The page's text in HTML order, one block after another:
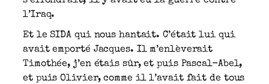
l’Iraq.
Et le SIDA qui nous hantait. C’était lui qui
avait emporté Jacques. Il m’enlèverait
Timothée, j’en étais sûr, et puis Pascal-Abel,
et puis Olivier, comme il l’avait fait de tous